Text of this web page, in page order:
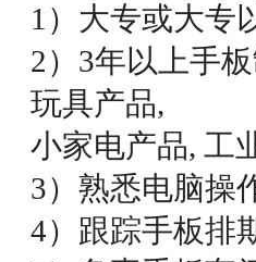
1）大专或大专
2）3年以上手
玩具产品,
小家电产品, 工
3）熟悉电脑操
4）跟踪手板排